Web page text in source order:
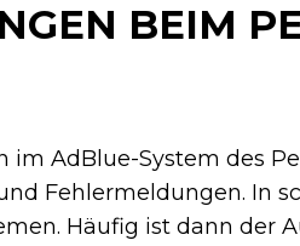
BEIM
im AdBlue-System des
Fehlermeldungen. In
Häufig ist dann der